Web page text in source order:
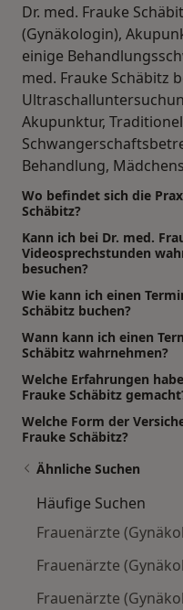
Dr. med. Frauke
(Gynäkologin),
einige
med. Frauke Schäbitz
Akupunktur,
Behandlung,
Wo befindet sich die
Schäbitz?
Kann ich bei Dr. med.
Videosprechstunden
besuchen?
Wie kann ich einen
Schäbitz buchen?
Wann kann ich einen
Schäbitz wahrnehmen?
Welche Erfahrungen
Frauke Schäbitz
Welche Form der
Frauke Schäbitz?
Ähnliche Suchen
Häufige Suchen
Frauenärzte
Frauenärzte
Frauenärzte